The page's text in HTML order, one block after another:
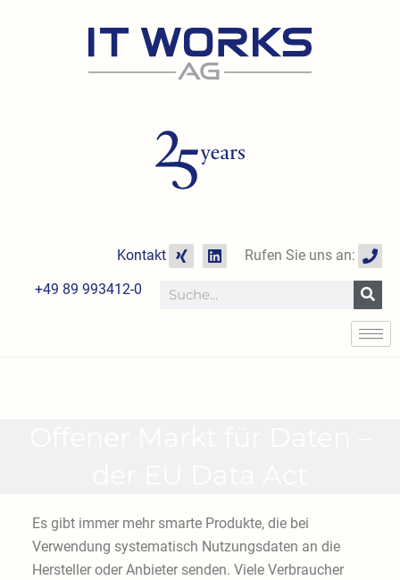
Kontakt
X
i
g
L
i
k
Rufen Sie uns an:
P
h
o
n
e
+49 89 993412-0 Suche
Es gibt immer mehr smarte Produkte, die bei
Verwendung systematisch Nutzungsdaten an die
Hersteller oder Anbieter senden. Viele Verbraucher